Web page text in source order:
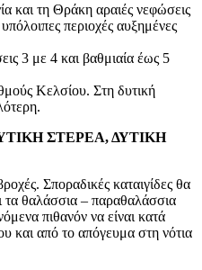
και τη Θράκη αραιές νεφώσεις
περιοχές αυξημένες
3 με 4 και βαθμιαία έως 5
Κελσίου. Στη δυτική
ΣΤΕΡΕΑ, ΔΥΤΙΚΗ
Σποραδικές καταιγίδες θα
τα θαλάσσια – παραθαλάσσια
πιθανόν να είναι κατά
και από το απόγευμα στη νότια